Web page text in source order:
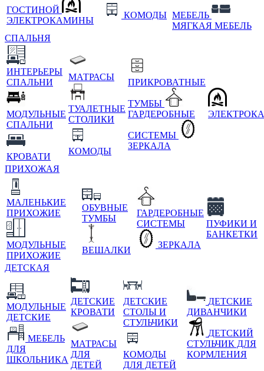
ГОСТИНОЙ
ЭЛЕКТРОКАМИНЫ
КОМОДЫ МЕБЕЛЬ
МЯГКАЯ МЕБЕЛЬ
СПАЛЬНЯ
ИНТЕРЬЕРЫ
СПАЛЬНИ
МОДУЛЬНЫЕ
СПАЛЬНИ
КРОВАТИ
МАТРАСЫ
ТУАЛЕТНЫЕ
СТОЛИКИ
КОМОДЫ
ПРИКРОВАТНЫЕ
ТУМБЫ
ГАРДЕРОБНЫЕ
СИСТЕМЫ
ЗЕРКАЛА
ПРИХОЖАЯ
МАЛЕНЬКИЕ
ПРИХОЖИЕ
МОДУЛЬНЫЕ
ПРИХОЖИЕ
ОБУВНЫЕ
ТУМБЫ
ВЕШАЛКИ
ГАРДЕРОБНЫЕ
СИСТЕМЫ
ЗЕРКАЛА
ПУФИКИ И
БАНКЕТКИ
ДЕТСКАЯ
МОДУЛЬНЫЕ
ДЕТСКИЕ
МЕБЕЛЬ
ДЛЯ
ШКОЛЬНИКА
ДЕТСКИЕ
КРОВАТИ
МАТРАСЫ
ДЛЯ
ДЕТЕЙ
ДЕТСКИЕ
СТОЛЫ И
СТУЛЬЧИКИ
КОМОДЫ
ДЛЯ ДЕТЕЙ
ДЕТСКИЕ
ДИВАНЧИКИ
ДЕТСКИЙ
СТУЛЬЧИК ДЛЯ
КОРМЛЕНИЯ